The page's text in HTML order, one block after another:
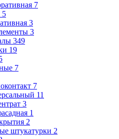
7
5
3
3
349
19
7
7
11
3
1
2
штукатурки 2